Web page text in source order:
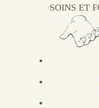
SOINS ET